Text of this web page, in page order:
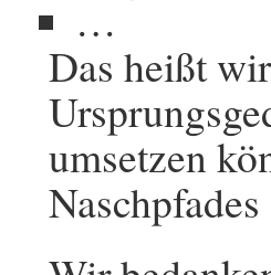
…
Das heißt
umsetzen